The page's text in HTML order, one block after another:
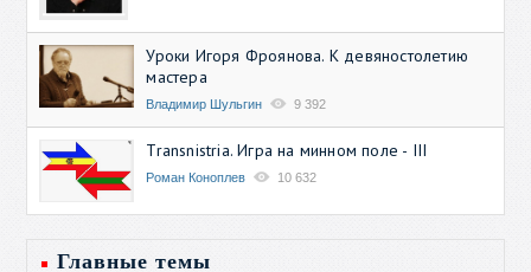
Уроки Игоря Фроянова. К девяностолетию
мастера
Владимир Шульгин 9 392
Transnistria. Игра на минном поле - III
Роман Коноплев 10 632
Главные темы